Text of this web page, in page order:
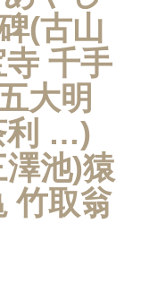
(古山
千手
大明
利 …)
池)猿
竹取翁